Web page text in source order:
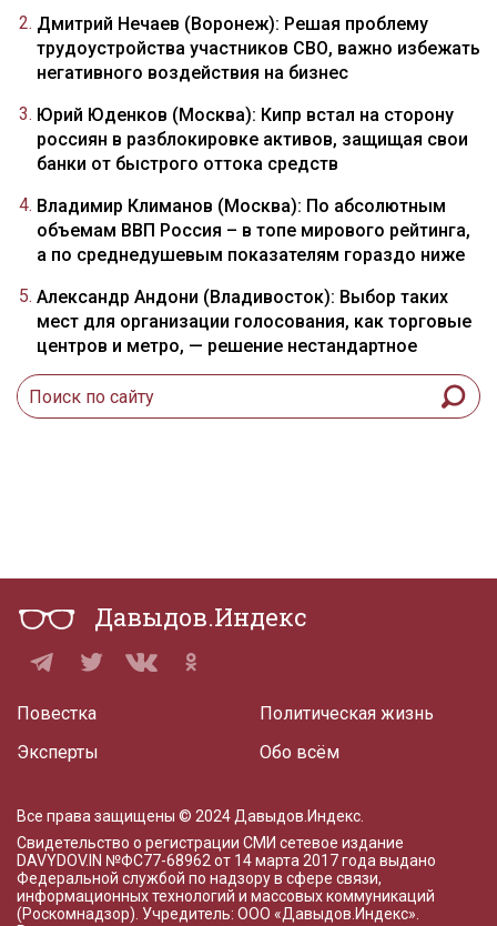
Дмитрий Нечаев (Воронеж): Решая проблему
трудоустройства участников СВО, важно избежать
негативного воздействия на бизнес
Юрий Юденков (Москва): Кипр встал на сторону
россиян в разблокировке активов, защищая свои
банки от быстрого оттока средств
Владимир Климанов (Москва): По абсолютным
объемам ВВП Россия – в топе мирового рейтинга,
а по среднедушевым показателям гораздо ниже
Александр Андони (Владивосток): Выбор таких
мест для организации голосования, как торговые
центров и метро, — решение нестандартное
Давыдов.Индекс
Повестка
Эксперты
Политическая жизнь
Обо всём
Все права защищены © 2024 Давыдов.Индекс.
Свидетельство о регистрации СМИ сетевое издание
DAVYDOV.IN №ФС77-68962 от 14 марта 2017 года выдано
Федеральной службой по надзору в сфере связи,
информационных технологий и массовых коммуникаций
(Роскомнадзор). Учредитель: ООО «Давыдов.Индекс».